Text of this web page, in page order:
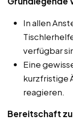
In allen
verfügbar
Eine
kurzfristige
reagieren.
Bereitschaft